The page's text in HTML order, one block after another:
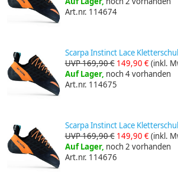
Art.nr. 114674
Scarpa Instinct Lace
UVP 169,90 € 149,90 €(inkl.
Auf Lager, noch 4 vorhanden
Art.nr. 114675
Scarpa Instinct Lace
UVP 169,90 € 149,90 €(inkl.
Auf Lager, noch 2 vorhanden
Art.nr. 114676